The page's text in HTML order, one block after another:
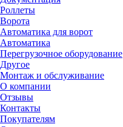
Роллеты
Ворота
Автоматика для ворот
Автоматика
Перегрузочное оборудование
Другое
Монтаж и обслуживание
О компании
Отзывы
Контакты
Покупателям